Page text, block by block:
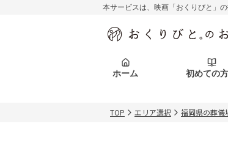
本サービスは、映画「おくりびと」
ホーム 初めての
初めての方へ
関東エリア
お客様の声
葬儀の知識
初めての方へ
会社を知る
関東エリア
北海道エリア 札
お客様の声
葬儀の知識
TOP エリア選択 福岡県の葬儀